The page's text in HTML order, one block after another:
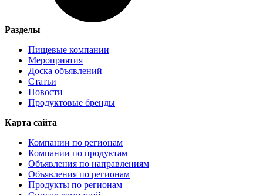
Разделы
Пищевые компании
Мероприятия
Доска объявлений
Статьи
Новости
Продуктовые бренды
Карта сайта
Компании по регионам
Компании по продуктам
Объявления по направлениям
Объявления по регионам
Продукты по регионам